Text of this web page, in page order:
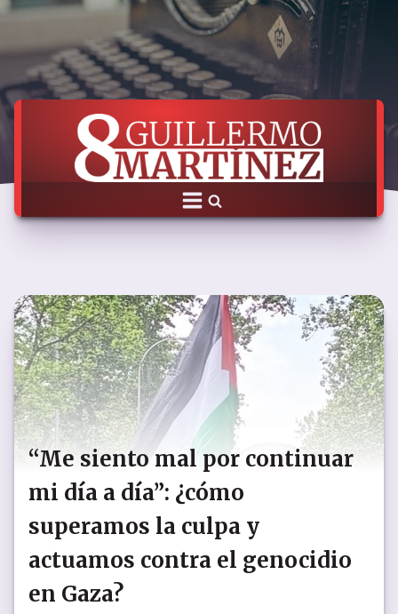
“Me siento mal por continuar
mi día a día”: ¿cómo
superamos la culpa y
actuamos contra el genocidio
en Gaza?